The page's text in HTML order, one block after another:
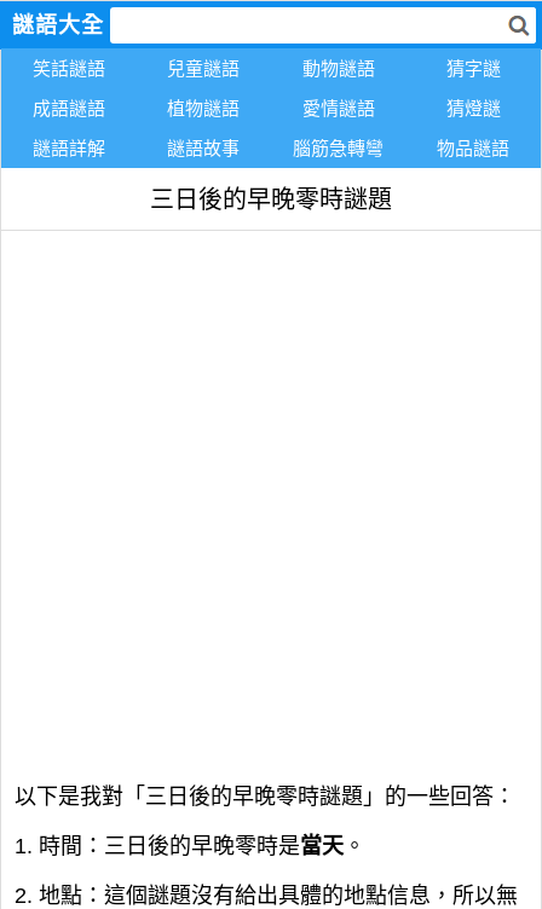
謎語大全
笑話謎語 兒童謎語 動物謎語
猜字謎
成語謎語
植物謎語 愛情謎語
猜燈謎
謎語詳解
謎語故事 腦筋急轉彎 物品謎語
三日後的早晚零時謎題
以下是我對「三日後的早晚零時謎題」的一些回答：
1. 時間：三日後的早晚零時是當天。
2. 地點：這個謎題沒有給出具體的地點信息，所以無